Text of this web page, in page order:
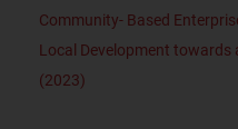
Community- Based
Local Development towards
(2023)